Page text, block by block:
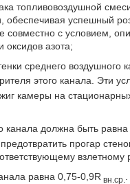
топливовоздушной
успешный
с условием,
азота;
среднего воздушного
этого канала. Эти
камеры на
канала должна быть
прогар
взлетному
равна 0,75-0,9Rвн.ср.